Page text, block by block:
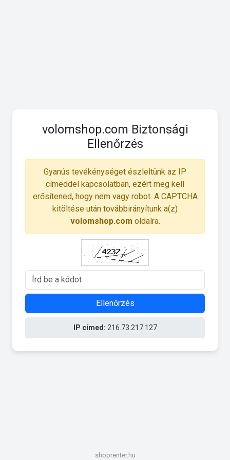
volomshop.com Biztonsági
Ellenőrzés
Gyanús tevékénységet észleltünk az IP
címeddel kapcsolatban, ezért meg kell
erősítened, hogy nem vagy robot. A CAPTCHA
kitöltése után továbbirányítunk a(z)
volomshop.com oldalra.
Ellenőrzés
IP címed: 216.73.217.127
shoprenter.hu